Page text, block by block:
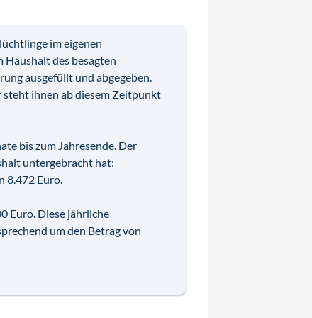
im eigenen
Haushalt des besagten
ausgefüllt und abgegeben.
ihnen ab diesem Zeitpunkt
bis zum Jahresende. Der
untergebracht hat:
8.472 Euro.
Euro. Diese jährliche
um den Betrag von